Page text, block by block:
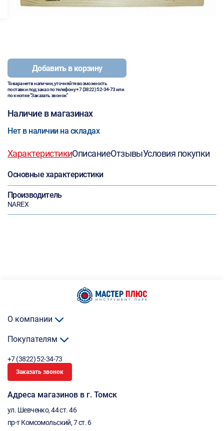
Добавить в корзину
Товара нет в наличии, уточняйте возможность
поставки под заказ по телефону+7 (3822) 52-34-73или
по кнопке "Заказать звонок"
Наличие в магазинах
Нет в наличии на складах
ХарактеристикиОписаниеОтзывыУсловия покупки
Основные характеристики
Производитель
NAREX
О компании
Покупателям
+7 (3822) 52-34-73
Заказать звонок
Адреса магазинов в г. Томск
ул. Шевченко, 44 ст. 46
пр-т Комсомольский, 7 ст. 6